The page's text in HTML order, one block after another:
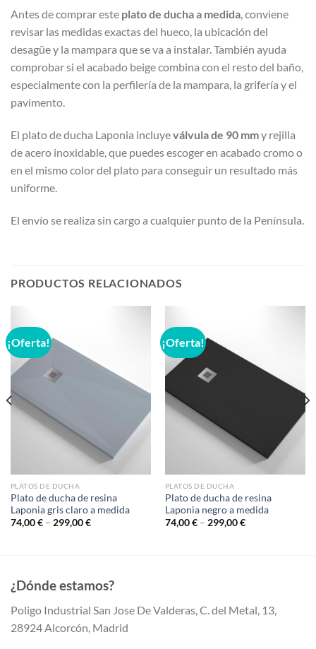
Antes de comprar este plato de ducha a medida, conviene
revisar las medidas exactas del hueco, la ubicación del
desagüe y la mampara que se va a instalar. También ayuda
comprobar si el acabado beige combina con el resto del baño,
especialmente con la perfilería de la mampara, la grifería y el
pavimento.
El plato de ducha Laponia incluyeválvula de 90 mmy rejilla
de acero inoxidable, que puedes escoger en acabado cromo o
en el mismo color del plato para conseguir un resultado más
uniforme.
El envío se realiza sin cargo a cualquier punto de la Península.
PRODUCTOS RELACIONADOS
¡Oferta!
PLATOS DE DUCHA
Plato de ducha de resina
Laponia gris claro a medida
74,00€– 299,00€
¡Oferta!
PLATOS DE DUCHA
Plato de ducha de resina
Laponia negro a medida
74,00€– 299,00€
¿Dónde estamos?
Poligo Industrial San Jose De Valderas, C. del Metal, 13,
28924 Alcorcón, Madrid